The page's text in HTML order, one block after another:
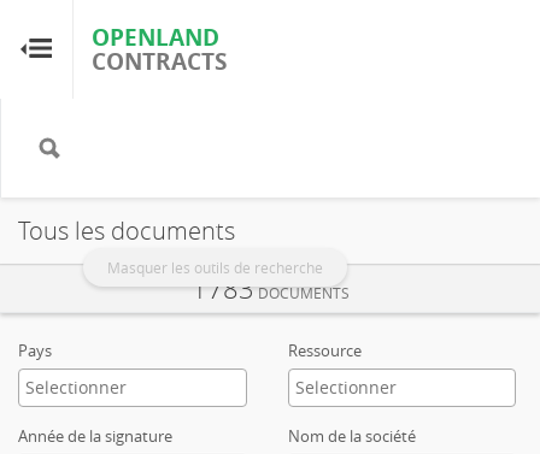
OPENLAND
CONTRACTS
Masquer les outils de recherche
OPENLAND
CONTRACTS
Accueil
Parcourir par pays
Parcourir par ressource
Utilisation de ce site
Tous les documents
Pays Ressource
Année de la signature Nom de la société
1783DOCUMENTS